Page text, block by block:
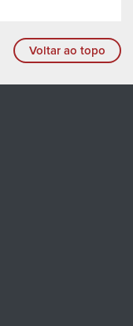
Voltar ao topo